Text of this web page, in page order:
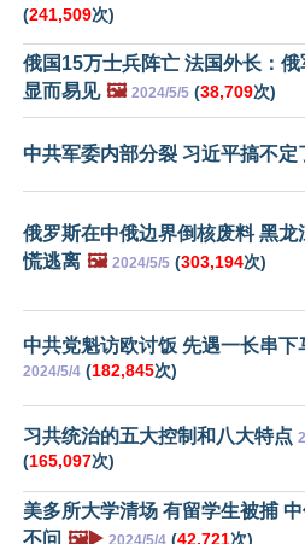
(241,509次)
俄国15万士兵阵亡 法国外长：
显而易见 🖼️ 2024/5/5 (38,709次)
中共军委内部分裂 习近平搞不定
俄罗斯在中俄边界倒核废料 黑龙
慌逃离 🖼️ 2024/5/5 (303,194次)
中共党魁访欧讨饭 先遇一长串下
2024/5/4 (182,845次)
习共统治的五大控制和八大特点
(165,097次)
美多所大学清场 有留学生被捕
不问 🖼️▶️ 2024/5/4 (42,721次)